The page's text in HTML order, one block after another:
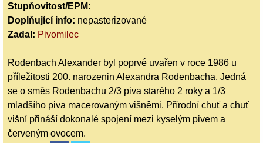
Stupňovitost/EPM:
Doplňující info: nepasterizované
Zadal: Pivomilec
Rodenbach Alexander byl poprvé uvařen v roce 1986 u
příležitosti 200. narozenin Alexandra Rodenbacha. Jedná
se o směs Rodenbachu 2/3 piva starého 2 roky a 1/3
mladšího piva macerovaným višněmi. Přírodní chuť a chuť
višní přináší dokonalé spojení mezi kyselým pivem a
červeným ovocem.